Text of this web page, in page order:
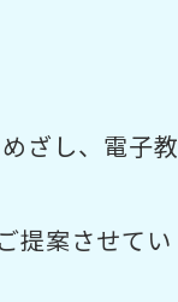
ざし、電子教
提案させてい